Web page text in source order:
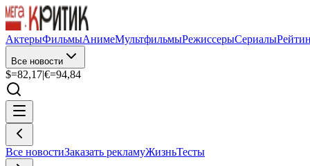
АктерыФильмыАнимеМультфильмыРежиссерыСериалы
Все новости
$=82,17|€=94,84
Все новостиЗаказать рекламуЖизньТесты